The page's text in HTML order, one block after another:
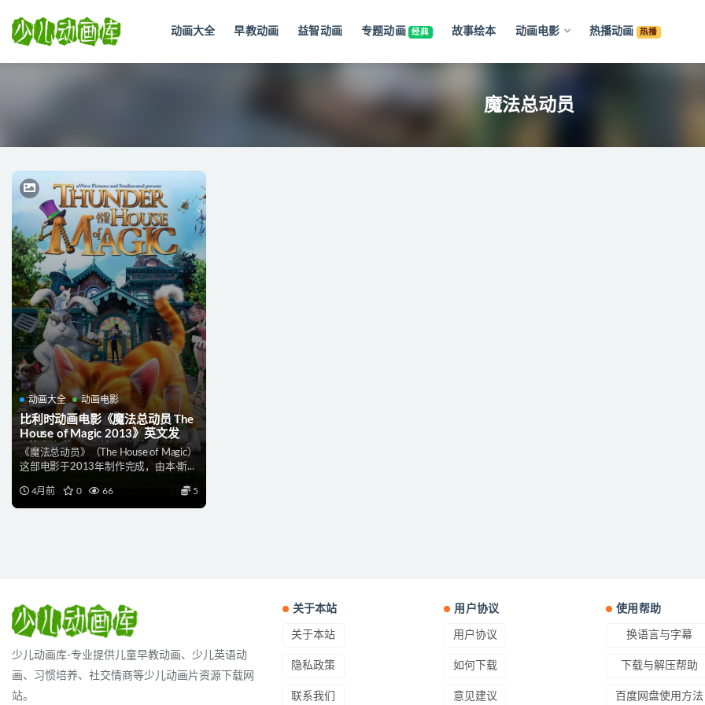
动画大全 早教动画 益智动画 专题动画 经典 故事绘本 动画电影 热播动画 热播
魔法总动员
动画大全 动画电影
比利时动画电影《魔法总动员 The
House of Magic 2013》英文发音
+英文字幕 官方纯净收藏版
1080P/MKV/2.86G 动画片魔法总
《魔法总动员》（The House of Magic）
这部电影于2013年制作完成，由本·斯...
4月前 0 66 5
少儿动画库-专业提供儿童早教动画、少儿英语动
画、习惯培养、社交情商等少儿动画片资源下载网
站。
关于本站
关于本站
隐私政策
联系我们
用户协议
用户协议
如何下载
意见建议
使用帮助
换语言与字幕
下载与解压帮助
百度网盘使用方法